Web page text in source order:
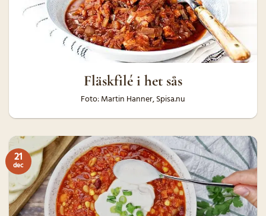
Fläskfilé i het sås
Foto: Martin Hanner, Spisa.nu
21
dec